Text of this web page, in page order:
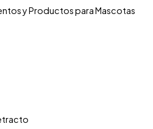
y Productos para Mascotas